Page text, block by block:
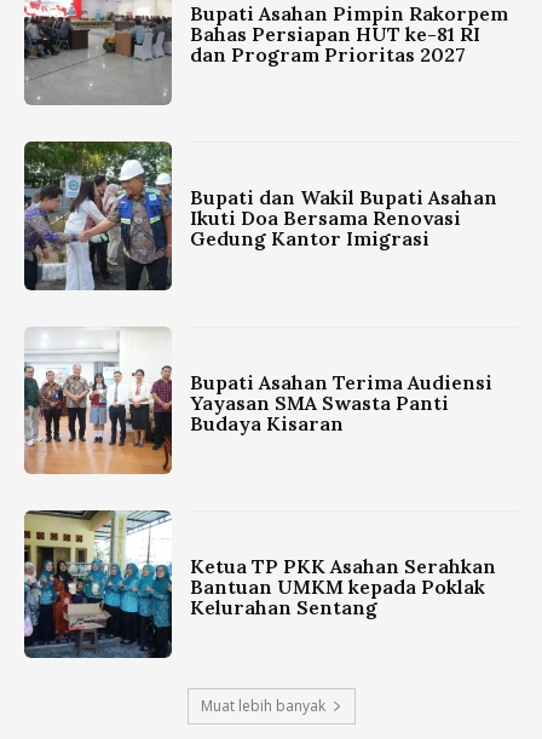
Bupati Asahan Pimpin Rakorpem
Bahas Persiapan HUT ke-81 RI
dan Program Prioritas 2027
Bupati dan Wakil Bupati Asahan
Ikuti Doa Bersama Renovasi
Gedung Kantor Imigrasi
Bupati Asahan Terima Audiensi
Yayasan SMA Swasta Panti
Budaya Kisaran
Ketua TP PKK Asahan Serahkan
Bantuan UMKM kepada Poklak
Kelurahan Sentang
Muat lebih banyak